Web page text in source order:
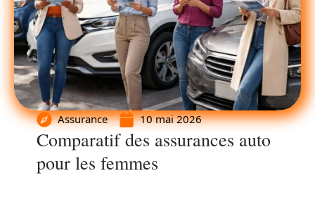
Assurance 10 mai 2026
Comparatif des assurances auto
pour les femmes